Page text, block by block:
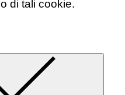
di tali cookie.